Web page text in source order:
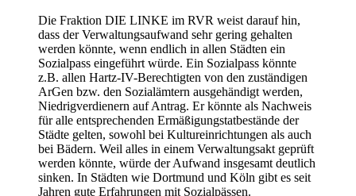
Die Fraktion DIE LINKE im RVR weist darauf hin,
dass der Verwaltungsaufwand sehr gering gehalten
werden könnte, wenn endlich in allen Städten ein
Sozialpass eingeführt würde. Ein Sozialpass könnte
z.B. allen Hartz-IV-Berechtigten von den zuständigen
ArGen bzw. den Sozialämtern ausgehändigt werden,
Niedrigverdienern auf Antrag. Er könnte als Nachweis
für alle entsprechenden Ermäßigungstatbestände der
Städte gelten, sowohl bei Kultureinrichtungen als auch
bei Bädern. Weil alles in einem Verwaltungsakt geprüft
werden könnte, würde der Aufwand insgesamt deutlich
sinken. In Städten wie Dortmund und Köln gibt es seit
Jahren gute Erfahrungen mit Sozialpässen.